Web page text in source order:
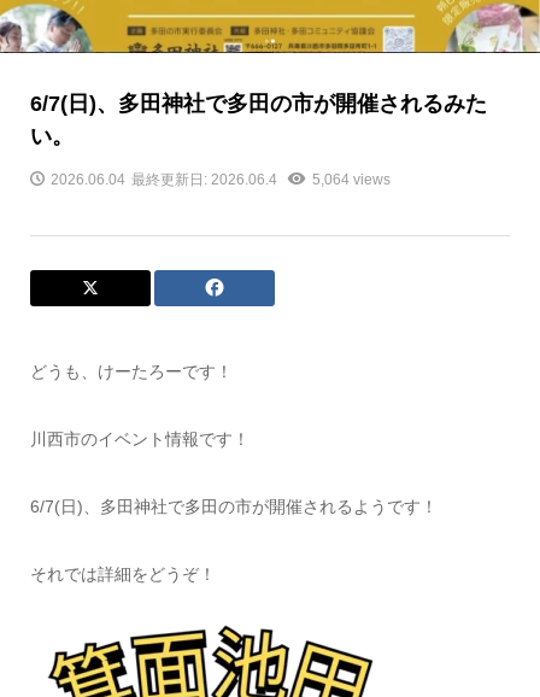
6/7(日)、多田神社で多田の市が開催されるみた
い。
2026.06.04 最終更新日: 2026.06.4 5,064 views
どうも、けーたろーです！
川西市のイベント情報です！
6/7(日)、多田神社で多田の市が開催されるようです！
それでは詳細をどうぞ！